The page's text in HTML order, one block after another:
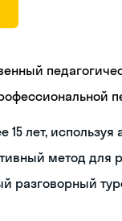
15 лет,
метод для
разговорный